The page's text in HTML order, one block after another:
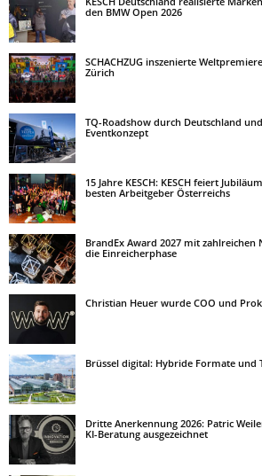
den BMW Open 2026
SCHACHZUG inszenierte
Zürich
TQ-Roadshow durch Deutschland
Eventkonzept
15 Jahre KESCH: KESCH feiert
besten Arbeitgeber Österreichs
BrandEx Award 2027 mit zahlreichen
die Einreicherphase
Christian Heuer wurde COO und
Brüssel digital: Hybride Formate und
Dritte Anerkennung 2026: Patric
KI-Beratung ausgezeichnet